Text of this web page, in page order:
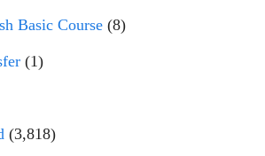
Basic Course (8)
(1)
(3,818)